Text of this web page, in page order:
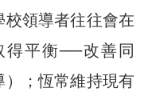
領導者往往會在
得平衡──改善同
；恆常維持現有